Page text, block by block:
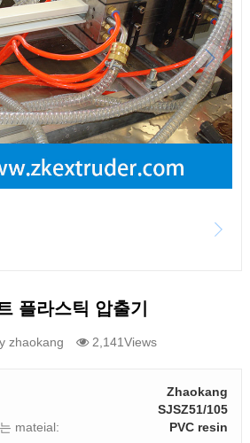
플라스틱 압출기
zhaokang 2,141Views
Zhaokang
SJSZ51/105
mateial:
PVC resin